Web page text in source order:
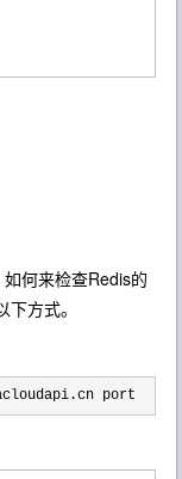
何来检查Redis的
方式。
port